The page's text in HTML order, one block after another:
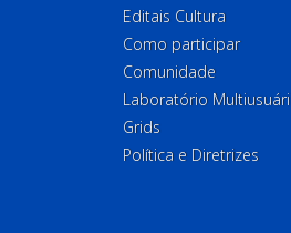
Editais Cultura
Como participar
Comunidade
Laboratório
Grids
Política e Diretrizes